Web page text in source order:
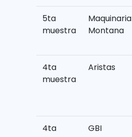
5ta
muestra
Maquinaria
Montana
4ta
muestra
Aristas
4ta
GBI